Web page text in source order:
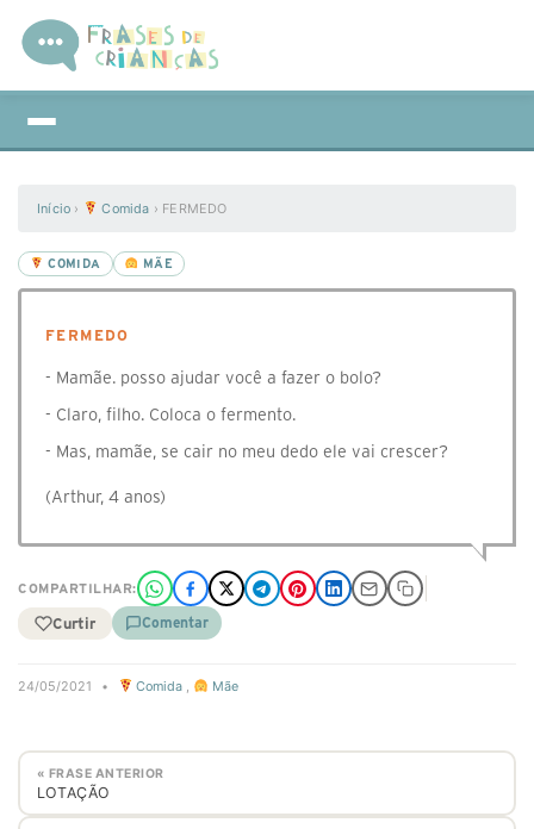
Início › Comida › FERMEDO
COMIDA MÃE
FERMEDO
- Mamãe. posso ajudar você a fazer o bolo?
- Claro, filho. Coloca o fermento.
- Mas, mamãe, se cair no meu dedo ele vai crescer?
(Arthur, 4 anos)
COMPARTILHAR:
Curtir Comentar
24/05/2021 • Comida , Mãe
« FRASE ANTERIOR
LOTAÇÃO